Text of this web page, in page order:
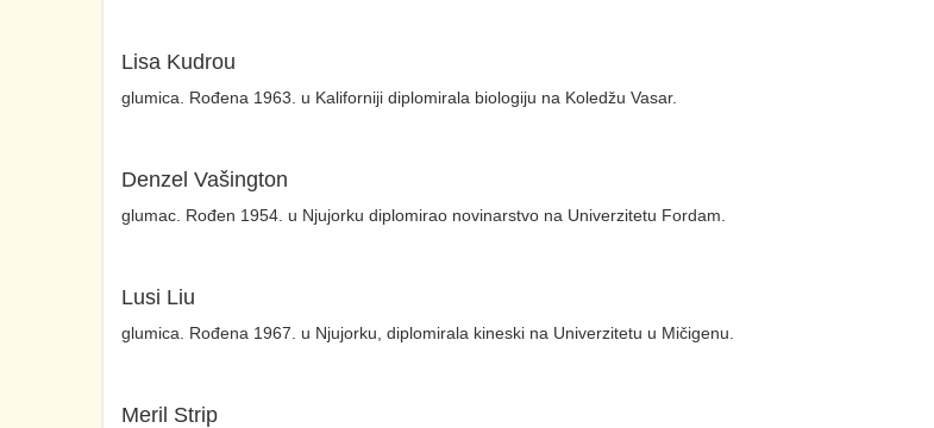
Lisa Kudrou
glumica. Rođena 1963. u Kaliforniji diplomirala biologiju na Koledžu Vasar.
Denzel Vašington
glumac. Rođen 1954. u Njujorku diplomirao novinarstvo na Univerzitetu Fordam.
Lusi Liu
glumica. Rođena 1967. u Njujorku, diplomirala kineski na Univerzitetu u Mičigenu.
Meril Strip